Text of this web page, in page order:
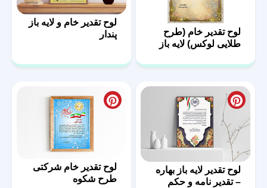
لوح تقدیر خام (طرح
طلایی لوکس) لایه باز
لوح تقدیر خام و لایه باز
پندار
لوح تقدیر لایه باز بهاره
– تقدیر نامه و حکم
لوح تقدیر خام شرکتی
طرح شکوه